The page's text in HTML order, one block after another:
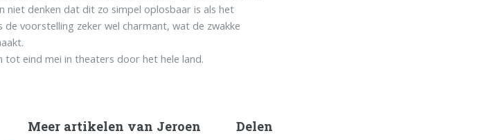
niet denken dat dit zo simpel oplosbaar is als het
voorstelling zeker wel charmant, wat de zwakke
tot eind mei in theaters door het hele land.
Meer artikelen van Jeroen Delen